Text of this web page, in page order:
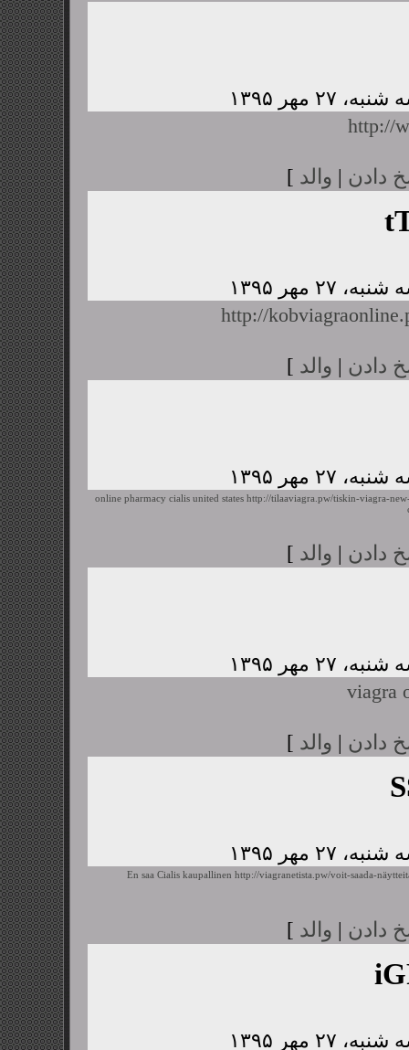
http://
دادن | والد ]
http://
دادن | والد ]
online pharmacy cialis united states http://tilaaviagra.pw/tiskin-viagra-
دادن | والد ]
viagra
دادن | والد ]
En saa Cialis kaupallinen http://viagranetista.pw/voit-saada-
دادن | والد ]